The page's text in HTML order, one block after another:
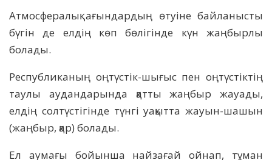
Атмосфералық ағындардың өтуіне байланысты
бүгін де елдің көп бөлігінде күн жаңбырлы
болады.
Республиканың оңтүстік-шығыс пен оңтүстіктің
таулы аудандарында қатты жаңбыр жауады,
елдің солтүстігінде түнгі уақытта жауын-шашын
(жаңбыр, қар) болады.
Ел аумағы бойынша найзағай ойнап, тұман